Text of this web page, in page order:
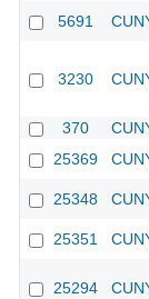
5691
3230
370
25369
25348
25351
25294